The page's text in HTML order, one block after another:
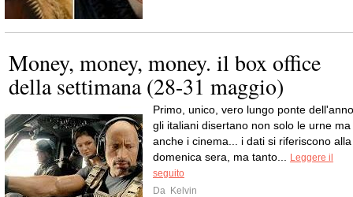
Money, money, money. il box office
della settimana (28-31 maggio)
Primo, unico, vero lungo ponte
gli italiani disertano non solo le urne ma
anche i cinema... i dati si riferiscono alla
domenica sera, ma tanto...
Leggere il
seguito
Da Kelvin